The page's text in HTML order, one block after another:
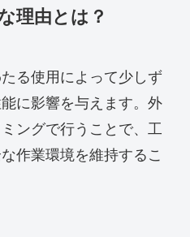
理由とは？
る使用によって少しず
に影響を与えます。外
ングで行うことで、工
作業環境を維持するこ